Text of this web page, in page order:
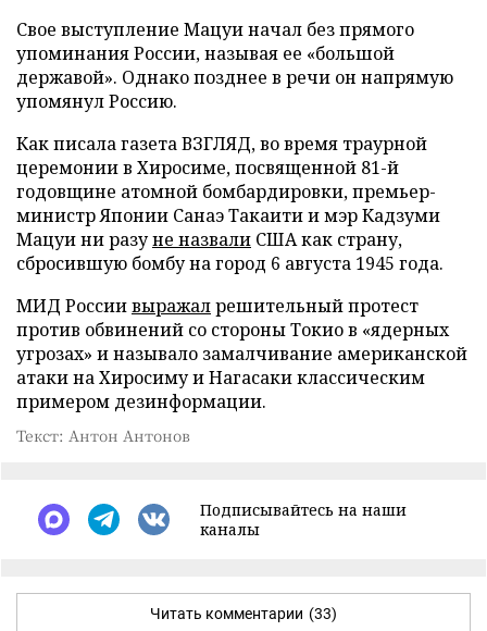
Свое выступление Мацуи начал без прямого
упоминания России, называя ее «большой
державой». Однако позднее в речи он напрямую
упомянул Россию.
Как писала газета ВЗГЛЯД, во время траурной
церемонии в Хиросиме, посвященной 81-й
годовщине атомной бомбардировки, премьер-
министр Японии Санаэ Такаити и мэр Кадзуми
Мацуи ни разуне назвали США как страну,
сбросившую бомбу на город 6 августа 1945 года.
МИД Россиивыражалрешительный протест
против обвинений со стороны Токио в «ядерных
угрозах» и называло замалчивание американской
атаки на Хиросиму и Нагасаки классическим
примером дезинформации.
Текст: Антон Антонов
Подписывайтесь на наши
каналы
Читать комментарии (33)